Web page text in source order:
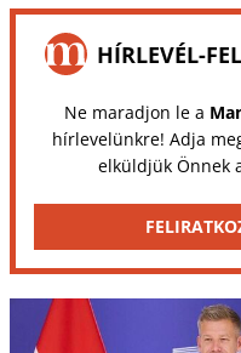
HÍRLEVÉL-
Ne maradjon le a
hírlevelünkre! Adja
elküldjük Önnek